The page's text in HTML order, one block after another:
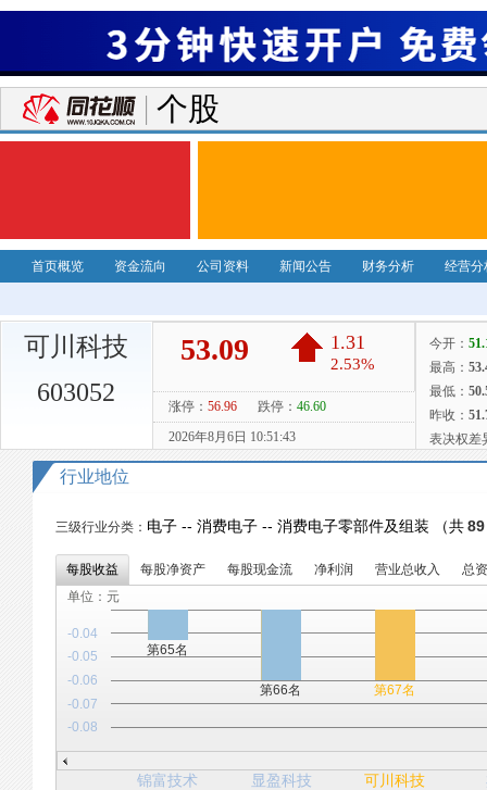
个股
首页概览 资金流向 公司资料 新闻公告 财务分析 经营分
可川科技
603052